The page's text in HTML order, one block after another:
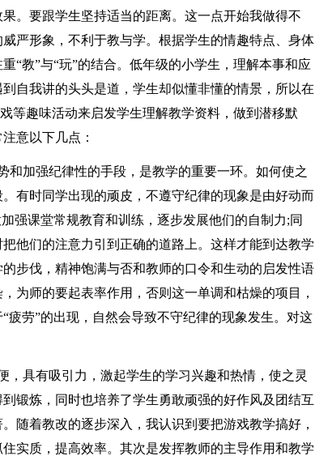
。要跟学生坚持适当的距离。这一点开始我做得不
严形象，不利于教与学。根据学生的情趣特点、身体
“教”与“玩”的结合。低年级的小学生，理解本事和应
自我讲的头头是道，学生却似懂非懂的情景，所以在
等趣味活动来启发学生理解教学资料，做到潜移默
意以下几点：
和加强纪律性的手段，是教学的重要一环。如何使之
有时同学出现的顽皮，不遵守纪律的现象是由好动而
强课堂常规教育和训练，逐步发展他们的自制力;同
他们的注意力引到正确的道路上。这样才能到达教学
步伐，精神饱满与否和教师的口令和生动的启发性语
为师的要起表率作用，否则这一单调和枯燥的项目，
劳”的出现，自然会导致不守纪律的现象发生。对这
，具有吸引力，激起学生的学习兴趣和热情，使之灵
锻炼，同时也培养了学生勇敢顽强的好作风及团结互
随着教改的逐步深入，我认识到要把游戏教学搞好，
实质，提高效率。其次是发挥教师的主导作用和教学